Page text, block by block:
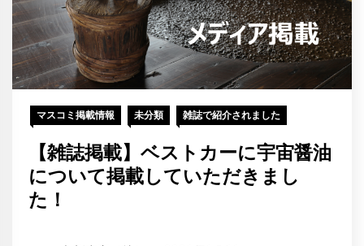
マスコミ掲載情報 未分類 雑誌で紹介されました
【雑誌掲載】ベストカーに宇宙醤油
について掲載していただきまし
た！